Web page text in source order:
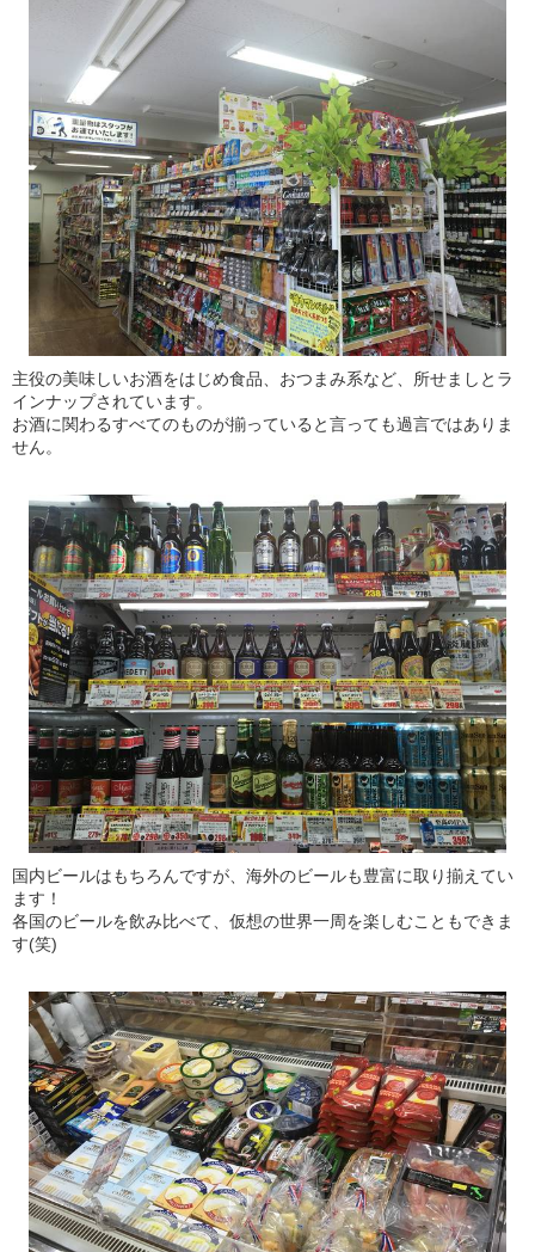
主役の美味しいお酒をはじめ食品、おつまみ系など、所せましとラ
インナップされています。
お酒に関わるすべてのものが揃っていると言っても過言ではありま
せん。
国内ビールはもちろんですが、海外のビールも豊富に取り揃えてい
ます！
各国のビールを飲み比べて、仮想の世界一周を楽しむこともできま
す(笑)